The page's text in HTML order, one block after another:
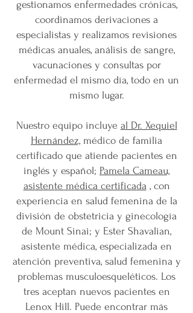
gestionamos enfermedades crónicas,
coordinamos derivaciones a
especialistas y realizamos revisiones
médicas anuales, análisis de sangre,
vacunaciones y consultas por
enfermedad el mismo día, todo en un
mismo lugar.
Nuestro equipo incluye al Dr. Xequiel
Hernández, médico de familia
certificado que atiende pacientes en
inglés y español; Pamela Cameau,
asistente médica certificada , con
experiencia en salud femenina de la
división de obstetricia y ginecología
de Mount Sinai; y Ester Shavalian,
asistente médica, especializada en
atención preventiva, salud femenina y
problemas musculoesqueléticos. Los
tres aceptan nuevos pacientes en
Lenox Hill. Puede encontrar más